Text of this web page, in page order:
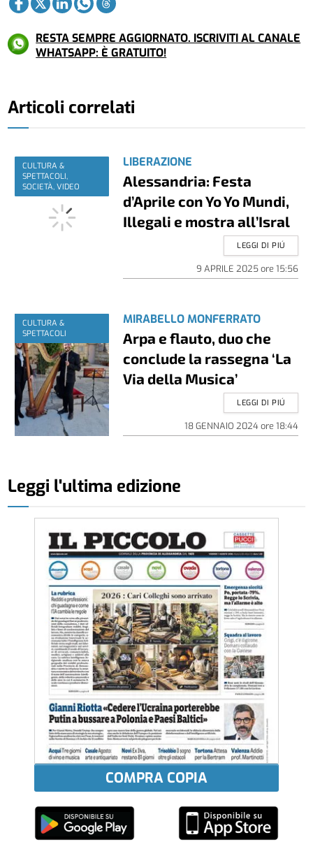
RESTA SEMPRE AGGIORNATO. ISCRIVITI AL CANALE
WHATSAPP: È GRATUITO!
Articoli correlati
CULTURA &
SPETTACOLI,
SOCIETÀ, VIDEO
LIBERAZIONE
Alessandria: Festa
d’Aprile con Yo Yo Mundi,
Illegali e mostra all’Isral
9 APRILE 2025ore 15:56
LEGGI DI PIÚ
CULTURA &
SPETTACOLI
MIRABELLO MONFERRATO
Arpa e flauto, duo che
conclude la rassegna ‘La
Via della Musica’
18 GENNAIO 2024ore 18:44
LEGGI DI PIÚ
Leggi l'ultima edizione
COMPRA COPIA